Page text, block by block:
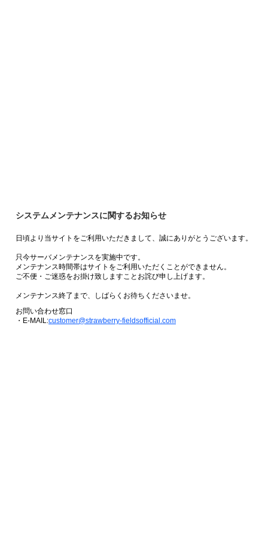
システムメンテナンスに関するお知らせ
日頃より当サイトをご利用いただきまして、誠にありがとうございます。
只今サーバメンテナンスを実施中です。
メンテナンス時間帯はサイトをご利用いただくことができません。
ご不便・ご迷惑をお掛け致しますことお詫び申し上げます。
メンテナンス終了まで、しばらくお待ちくださいませ。
お問い合わせ窓口
・E-MAIL:customer@strawberry-fieldsofficial.com